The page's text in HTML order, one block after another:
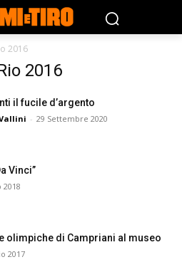
2016
2016
il fucile d’argento
- 29 Settembre 2020
Vinci”
2018
olimpiche di Campriani al museo
2017